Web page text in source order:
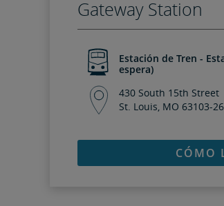
Gateway Station
Estación de Tren -
espera)
430 South 15th Street
St. Louis, MO 63103-
CÓMO